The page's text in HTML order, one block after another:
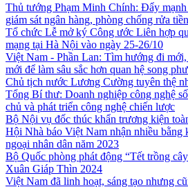
Thủ tướng Phạm Minh Chính: Đẩy
giám sát ngân hàng, phòng chống rửa tiền
Tổ chức Lễ mở ký Công ước Liên hợp
mạng tại Hà Nội vào ngày 25-26/10
Việt Nam - Phần Lan: Tìm hướng đi
mới để làm sâu sắc hơn quan hệ song
Chủ tịch nước Lương Cường tuyên thệ
Tổng Bí thư: Doanh nghiệp công nghệ
chủ và phát triển công nghệ chiến lược
Bộ Nội vụ đốc thúc khẩn trương kiện
Hội Nhà báo Việt Nam nhận nhiều bằng
ngoại nhân dân năm 2023
Bộ Quốc phòng phát động “Tết trồng
Xuân Giáp Thìn 2024
Việt Nam đã linh hoạt, sáng tạo nhưng